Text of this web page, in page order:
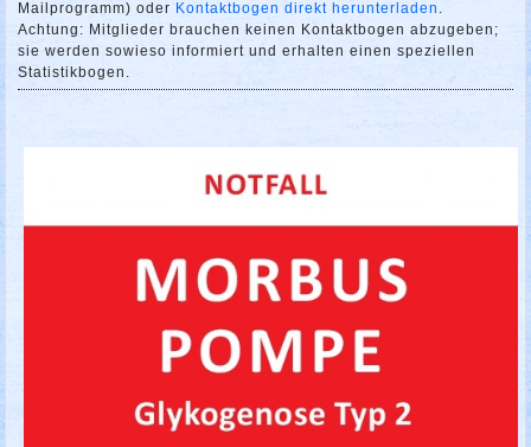
Mailprogramm) oder Kontaktbogen direkt herunterladen .
Achtung: Mitglieder brauchen keinen Kontaktbogen abzugeben;
sie werden sowieso informiert und erhalten einen speziellen
Statistikbogen.